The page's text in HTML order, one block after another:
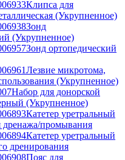
Клипса для
(Укрупненное)
Зонд
(Укрупненное)
Зонд ортопедический
Лезвие микротома,
(Укрупненное)
Набор для донорской
(Укрупненное)
Катетер уретральный
дренажа/промывания
Катетер уретральный
дренирования
Пояс для